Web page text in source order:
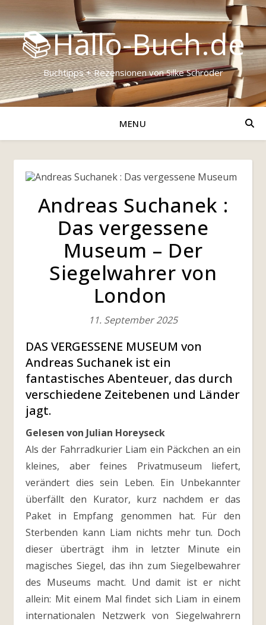
📚Hallo-Buch.de
Buchtipps + Rezensionen von Silke Schröder
MENU
Andreas Suchanek :
Das vergessene
Museum – Der
Siegelwahrer von
London
11. September 2025
DAS VERGESSENE MUSEUM von
Andreas Suchanek ist ein
fantastisches Abenteuer, das durch
verschiedene Zeitebenen und Länder
jagt.
Gelesen von Julian Horeyseck
Als der Fahrradkurier Liam ein Päckchen an ein
kleines, aber feines Privatmuseum liefert,
verändert dies sein Leben. Ein Unbekannter
überfällt den Kurator, kurz nachdem er das
Paket in Empfang genommen hat. Für den
Sterbenden kann Liam nichts mehr tun. Doch
dieser überträgt ihm in letzter Minute ein
magisches Siegel, das ihn zum Siegelbewahrer
des Museums macht. Und damit ist er nicht
allein: Mit einem Mal findet sich Liam in einem
internationalen Netzwerk von Siegelwahrern